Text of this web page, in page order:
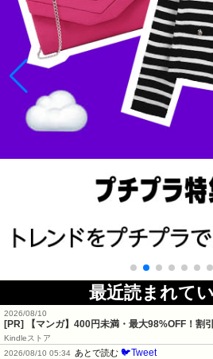
最近読まれて
2026/08/10
[PR] 【マンガ】400円未満・最大98%OFF！割
Kindleストア
2026/08/10 05:34 あとで読む 🐦Tweet